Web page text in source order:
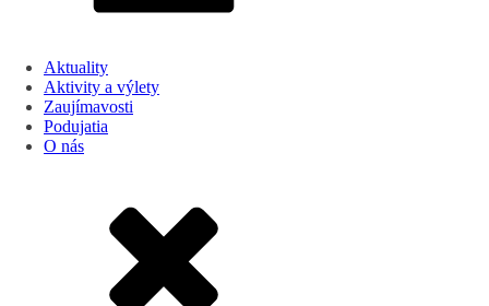
Aktuality
Aktivity a výlety
Zaujímavosti
Podujatia
O nás